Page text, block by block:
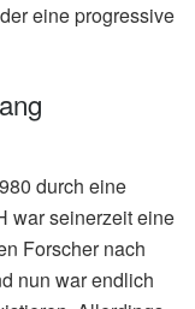
eine progressive
durch eine
war seinerzeit eine
Forscher nach
nun war endlich